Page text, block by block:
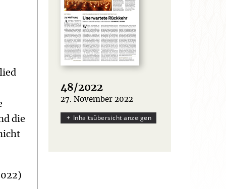
die
48/2022
:
27. November 2022
Inhaltsübersicht anzeigen